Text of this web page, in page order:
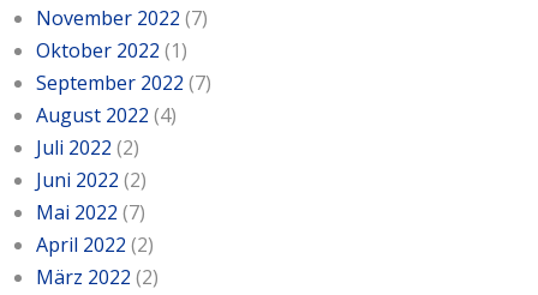
November 2022 (7)
Oktober 2022 (1)
September 2022 (7)
August 2022 (4)
Juli 2022 (2)
Juni 2022 (2)
Mai 2022 (7)
April 2022 (2)
März 2022 (2)